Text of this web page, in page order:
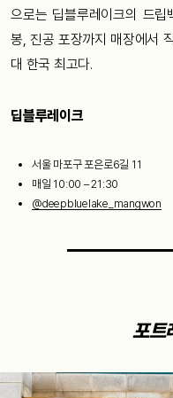
으로는 딥블루레이크의 드
봉, 진공 포장까지 매장에서
대 한국 최고다.
딥블루레이크
서울 마포구 포은로6길 11
매일 10:00 – 21:30
@deepbluelake_mangwon
포트